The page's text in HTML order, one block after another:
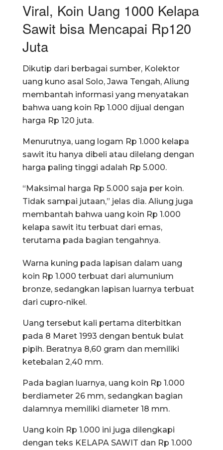
Viral, Koin Uang 1000 Kelapa
Sawit bisa Mencapai Rp120
Juta
Dikutip dari berbagai sumber, Kolektor
uang kuno asal Solo, Jawa Tengah, Aliung
membantah informasi yang menyatakan
bahwa uang koin Rp 1.000 dijual dengan
harga Rp 120 juta.
Menurutnya, uang logam Rp 1.000 kelapa
sawit itu hanya dibeli atau dilelang dengan
harga paling tinggi adalah Rp 5.000.
“Maksimal harga Rp 5.000 saja per koin.
Tidak sampai jutaan,” jelas dia. Aliung juga
membantah bahwa uang koin Rp 1.000
kelapa sawit itu terbuat dari emas,
terutama pada bagian tengahnya.
Warna kuning pada lapisan dalam uang
koin Rp 1.000 terbuat dari alumunium
bronze, sedangkan lapisan luarnya terbuat
dari cupro-nikel.
Uang tersebut kali pertama diterbitkan
pada 8 Maret 1993 dengan bentuk bulat
pipih. Beratnya 8,60 gram dan memiliki
ketebalan 2,40 mm.
Pada bagian luarnya, uang koin Rp 1.000
berdiameter 26 mm, sedangkan bagian
dalamnya memiliki diameter 18 mm.
Uang koin Rp 1.000 ini juga dilengkapi
dengan teks KELAPA SAWIT dan Rp 1.000